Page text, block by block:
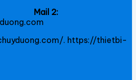
Mail 2:
. https://thietbi-